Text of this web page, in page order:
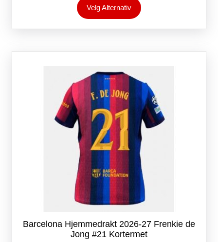
Velg Alternativ
produktet
flere
Alternativene
på
produktsiden
Barcelona Hjemmedrakt 2026-27 Frenkie de
Jong #21 Kortermet